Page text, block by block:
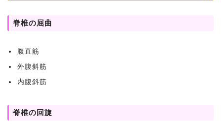
脊椎の屈曲
腹直筋
外腹斜筋
内腹斜筋
脊椎の回旋